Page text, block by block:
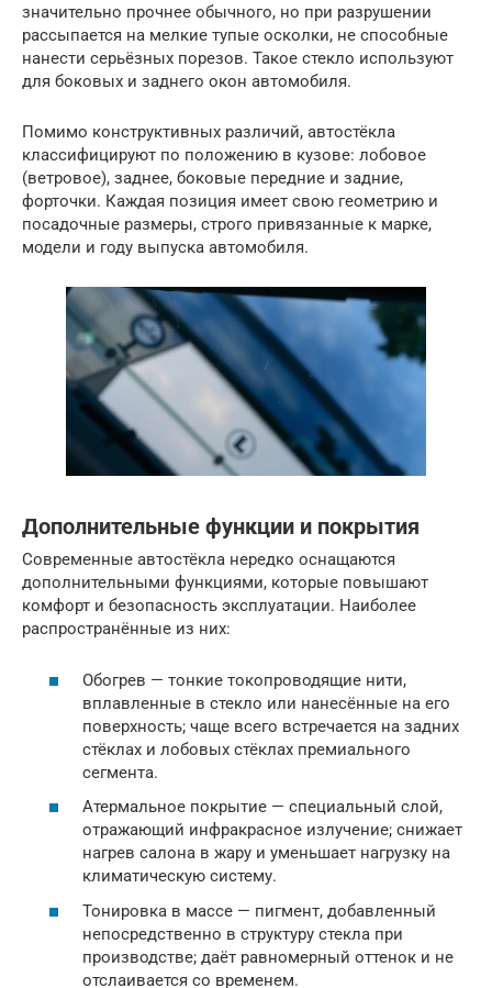
значительно прочнее обычного, но при разрушении
рассыпается на мелкие тупые осколки, не способные
нанести серьёзных порезов. Такое стекло используют
для боковых и заднего окон автомобиля.
Помимо конструктивных различий, автостёкла
классифицируют по положению в кузове: лобовое
(ветровое), заднее, боковые передние и задние,
форточки. Каждая позиция имеет свою геометрию и
посадочные размеры, строго привязанные к марке,
модели и году выпуска автомобиля.
Дополнительные функции и покрытия
Современные автостёкла нередко оснащаются
дополнительными функциями, которые повышают
комфорт и безопасность эксплуатации. Наиболее
распространённые из них:
Обогрев — тонкие токопроводящие нити,
вплавленные в стекло или нанесённые на его
поверхность; чаще всего встречается на задних
стёклах и лобовых стёклах премиального
сегмента.
Атермальное покрытие — специальный слой,
отражающий инфракрасное излучение; снижает
нагрев салона в жару и уменьшает нагрузку на
климатическую систему.
Тонировка в массе — пигмент, добавленный
непосредственно в структуру стекла при
производстве; даёт равномерный оттенок и не
отслаивается со временем.